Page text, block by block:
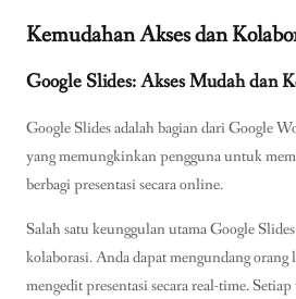
Kemudahan Akses dan
Google Slides: Akses Mudah dan
Google Slides adalah bagian dari Google
yang memungkinkan pengguna untuk
berbagi presentasi secara online.
Salah satu keunggulan utama Google
kolaborasi. Anda dapat mengundang
mengedit presentasi secara real-time.